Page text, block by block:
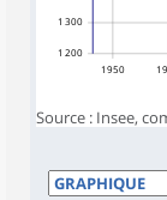
1 200
1 300
1950
Source : Insee,